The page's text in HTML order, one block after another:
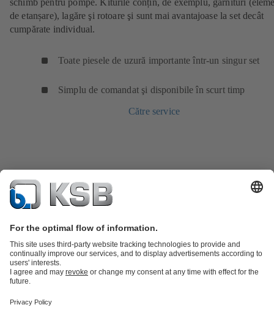
schimb pentru pompe. Kiturile conțin, de exemplu, garnituri
de etanșare), lagăre şi rotoare şi sunt mai avantajoase la set decât
cumpărate individual.
Toate piesele de uzură importante într-un singur set
Simplu de comandat şi disponibile în scurt timp
Către service